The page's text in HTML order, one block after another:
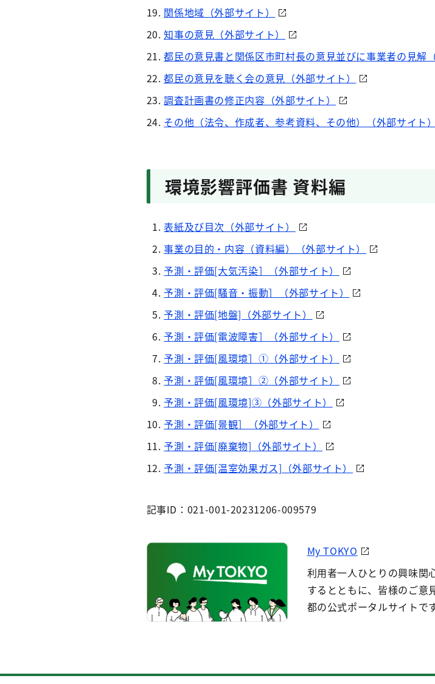
関係地域（外部サイト）
知事の意見（外部サイト）
都民の意見書と関係区市町村長の意見並びに事業者の見解
都民の意見を聴く会の意見（外部サイト）
調査計画書の修正内容（外部サイト）
その他（法令、作成者、参考資料、その他）（外部サイト）
環境影響評価書 資料編
表紙及び目次（外部サイト）
事業の目的・内容（資料編）（外部サイト）
予測・評価[大気汚染］（外部サイト）
予測・評価[騒音・振動］（外部サイト）
予測・評価[地盤]（外部サイト）
予測・評価[電波障害］（外部サイト）
予測・評価[風環境］①（外部サイト）
予測・評価[風環境］②（外部サイト）
予測・評価[風環境]③（外部サイト）
予測・評価[景観］（外部サイト）
予測・評価[廃棄物]（外部サイト）
予測・評価[温室効果ガス]（外部サイト）
記事ID：021-001-20231206-009579
My TOKYO
利用者一人ひとりの興味関
するとともに、皆様のご意
都の公式ポータルサイトです